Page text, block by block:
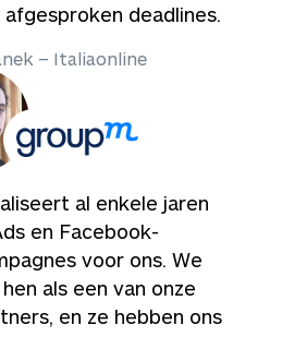
deadlines.
– Italiaonline
al enkele jaren
en Facebook-
voor ons. We
als een van onze
en ze hebben ons